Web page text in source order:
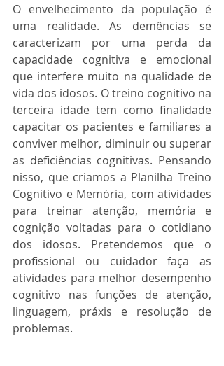
O envelhecimento da população é
uma realidade. As demências se
caracterizam por uma perda da
capacidade cognitiva e emocional
que interfere muito na qualidade de
vida dos idosos. O treino cognitivo na
terceira idade tem como finalidade
capacitar os pacientes e familiares a
conviver melhor, diminuir ou superar
as deficiências cognitivas. Pensando
nisso, que criamos a Planilha Treino
Cognitivo e Memória, com atividades
para treinar atenção, memória e
cognição voltadas para o cotidiano
dos idosos. Pretendemos que o
profissional ou cuidador faça as
atividades para melhor desempenho
cognitivo nas funções de atenção,
linguagem, práxis e resolução de
problemas.